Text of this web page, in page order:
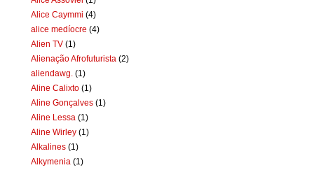
Alice Caymmi (4)
alice medíocre (4)
Alien TV (1)
Alienação Afrofuturista (2)
aliendawg. (1)
Aline Calixto (1)
Aline Gonçalves (1)
Aline Lessa (1)
Aline Wirley (1)
Alkalines (1)
Alkymenia (1)